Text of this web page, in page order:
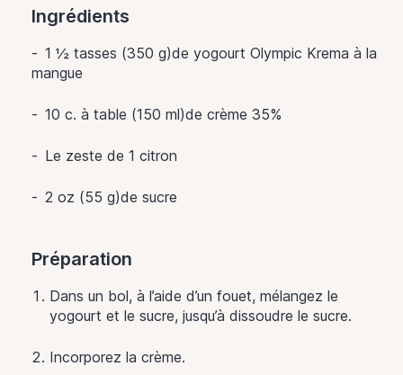
Ingrédients
1 ½ tasses (350 g)de yogourt Olympic Krema à la
mangue
10 c. à table (150 ml)de crème 35%
Le zeste de 1 citron
2 oz (55 g)de sucre
Préparation
Dans un bol, à l’aide d’un fouet, mélangez le
yogourt et le sucre, jusqu’à dissoudre le sucre.
Incorporez la crème.